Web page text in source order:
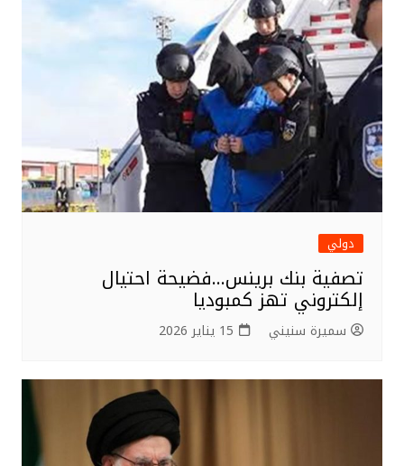
دولي
تصفية بنك برينس…فضيحة احتيال
إلكتروني تهز كمبوديا
سميرة سنيني 15 يناير 2026